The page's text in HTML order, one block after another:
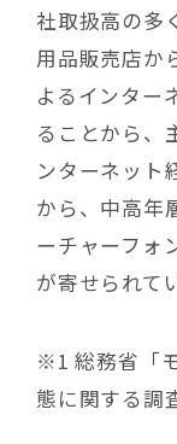
社取扱高の多
用品販売店か
よるインター
ることから、
ンターネット
から、中高年
ーチャーフォ
が寄せられて
※1 総務省「
態に関する調